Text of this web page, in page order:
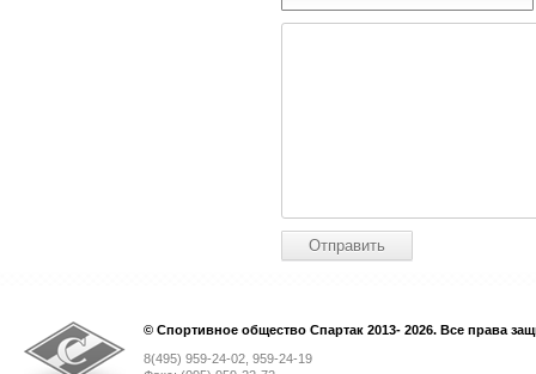
© Спортивное общество Спартак 2013- 2026. Все права
8(495) 959-24-02, 959-24-19